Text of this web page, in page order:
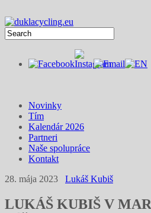
Novinky
Tím
Kalendár 2026
Partneri
Naše spolupráce
Kontakt
28. mája 2023
Lukáš Kubiš
LUKÁŠ KUBIŠ V